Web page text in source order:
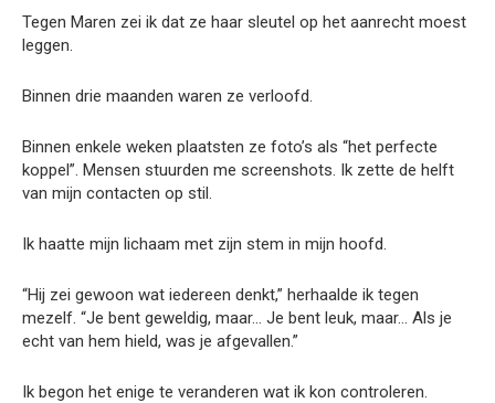
Tegen Maren zei ik dat ze haar sleutel op het aanrecht moest
leggen.
Binnen drie maanden waren ze verloofd.
Binnen enkele weken plaatsten ze foto’s als “het perfecte
koppel”. Mensen stuurden me screenshots. Ik zette de helft
van mijn contacten op stil.
Ik haatte mijn lichaam met zijn stem in mijn hoofd.
“Hij zei gewoon wat iedereen denkt,” herhaalde ik tegen
mezelf. “Je bent geweldig, maar… Je bent leuk, maar… Als je
echt van hem hield, was je afgevallen.”
Ik begon het enige te veranderen wat ik kon controleren.